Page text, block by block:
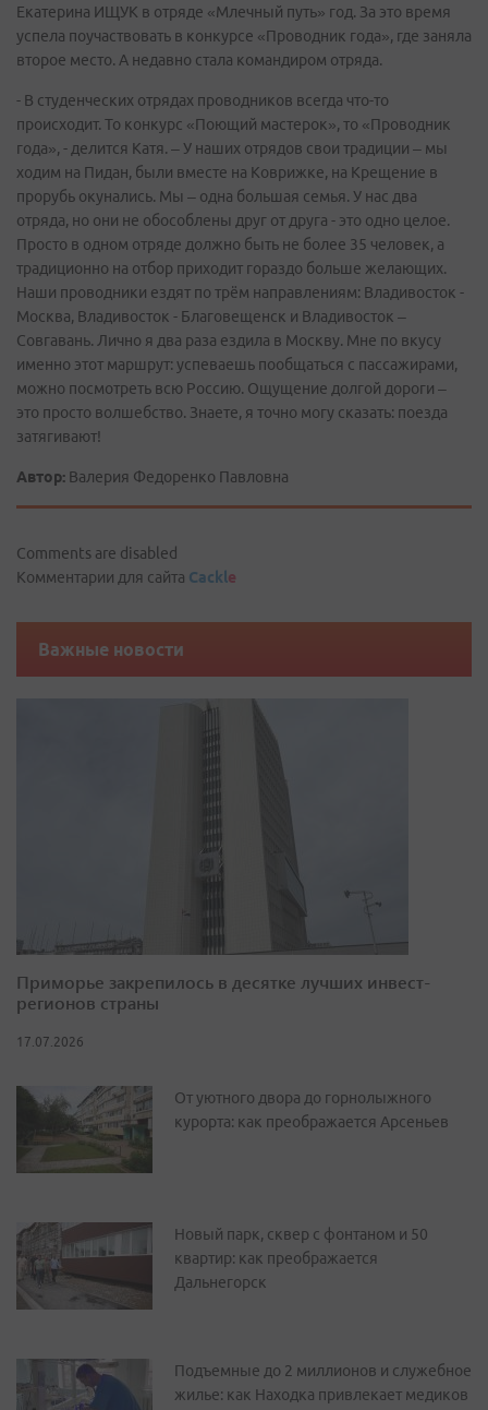
Екатерина ИЩУК в отряде «Млечный путь» год. За это время
успела поучаствовать в конкурсе «Проводник года», где заняла
второе место. А недавно стала командиром отряда.
- В студенческих отрядах проводников всегда что-то
происходит. То конкурс «Поющий мастерок», то «Проводник
года», - делится Катя. – У наших отрядов свои традиции – мы
ходим на Пидан, были вместе на Коврижке, на Крещение в
прорубь окунались. Мы – одна большая семья. У нас два
отряда, но они не обособлены друг от друга - это одно целое.
Просто в одном отряде должно быть не более 35 человек, а
традиционно на отбор приходит гораздо больше желающих.
Наши проводники ездят по трём направлениям: Владивосток -
Москва, Владивосток - Благовещенск и Владивосток –
Совгавань. Лично я два раза ездила в Москву. Мне по вкусу
именно этот маршрут: успеваешь пообщаться с пассажирами,
можно посмотреть всю Россию. Ощущение долгой дороги –
это просто волшебство. Знаете, я точно могу сказать: поезда
затягивают!
Автор: Валерия Федоренко Павловна
Comments are disabled
Комментарии для сайта Cackle
Важные новости
Приморье закрепилось в десятке лучших инвест-
регионов страны
17.07.2026
От уютного двора до горнолыжного
курорта: как преображается Арсеньев
Новый парк, сквер с фонтаном и 50
квартир: как преображается
Дальнегорск
Подъемные до 2 миллионов и служебное
жилье: как Находка привлекает медиков